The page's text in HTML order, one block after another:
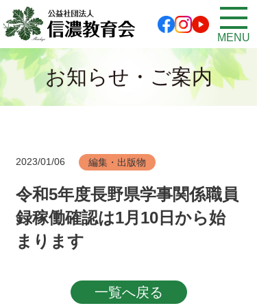
MENU
お知らせ・ご案内
2023/01/06 編集・出版物
令和5年度長野県学事関係職員
録稼働確認は1月10日から始
まります
投稿ナビゲーション一覧へ戻る